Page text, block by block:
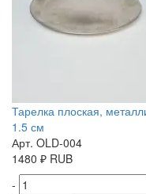
Тарелка плоская,
1.5 см
Арт. OLD-004
1480 ₽ RUB
-